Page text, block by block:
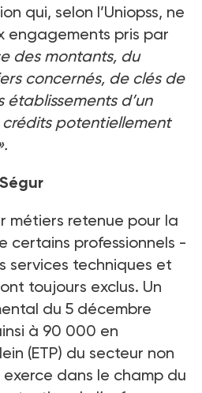
qui, selon l’Uniopss, ne
engagements pris par
des montants, du
concernés, de clés de
d’un
potentiellement
métiers retenue pour la
certains professionnels -
services techniques et
toujours exclus. Un
du 5 décembre
à 90 000 en
(ETP) du secteur non
dans le champ du